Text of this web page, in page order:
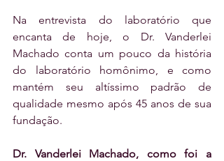
Na entrevista do laboratório que
encanta de hoje, o Dr. Vanderlei
Machado conta um pouco da história
do laboratório homônimo, e como
mantém seu altíssimo padrão de
qualidade mesmo após 45 anos de sua
fundação.
Dr. Vanderlei Machado, como foi a